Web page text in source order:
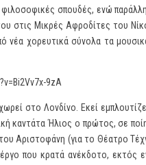
φιλοσοφικές σπουδές, ενώ
στις Μικρές Αφροδίτες του
νέα χορευτικά σύνολα τα
9zA
στο Λονδίνο. Εκεί
καντάτα Ήλιος ο πρώτος, σε
Αριστοφάνη (για το Θέατρο
που κρατά ανέκδοτο, εκτός